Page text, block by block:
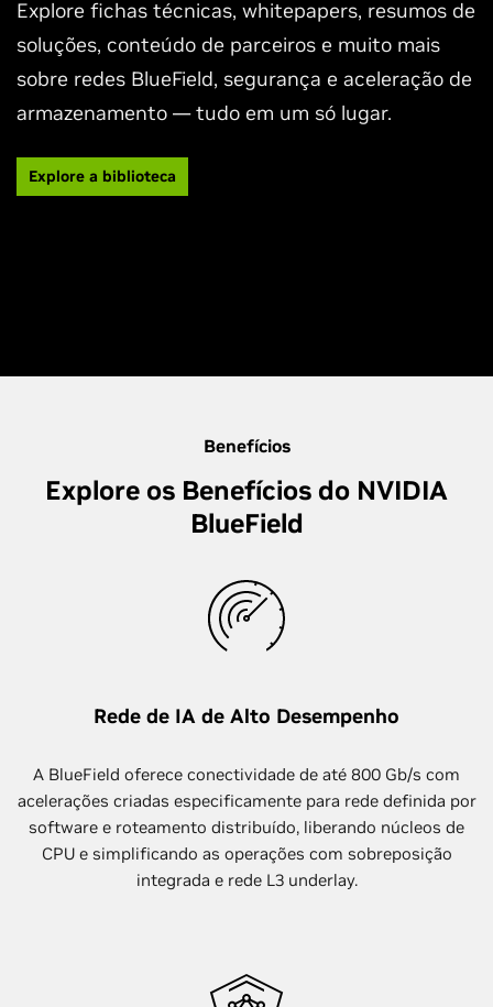
Explore fichas técnicas, whitepapers, resumos de
soluções, conteúdo de parceiros e muito mais
sobre redes BlueField, segurança e aceleração de
armazenamento — tudo em um só lugar.
Explore a biblioteca
Benefícios
Explore os Benefícios do NVIDIA
BlueField
Rede de IA de Alto Desempenho
A BlueField oferece conectividade de até 800 Gb/s com
acelerações criadas especificamente para rede definida por
software e roteamento distribuído, liberando núcleos de
CPU e simplificando as operações com sobreposição
integrada e rede L3 underlay.